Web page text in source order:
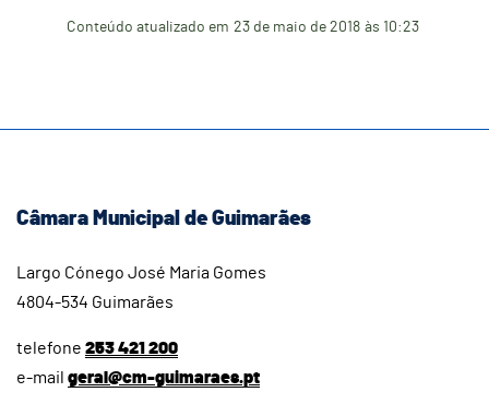
Conteúdo atualizado em 23 de maio de 2018 às 10:23
Câmara Municipal de Guimarães
Largo Cónego José Maria Gomes
4804-534 Guimarães
telefone 253 421 200
e-mail geral@cm-guimaraes.pt